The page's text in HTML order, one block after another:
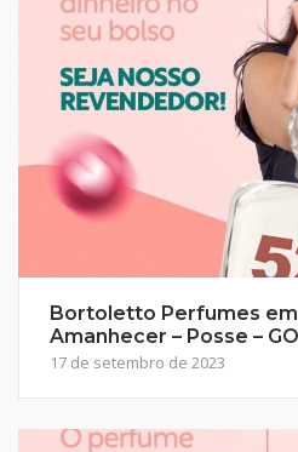
Bortoletto Perfumes em
Amanhecer – Posse – GO
17 de setembro de 2023